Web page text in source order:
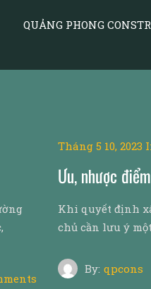
QUẢNG PHONG
Tháng 5 10, 2023
Ưu, nhược
Khi quyết định
chủ cần lưu ý
By: qpcons